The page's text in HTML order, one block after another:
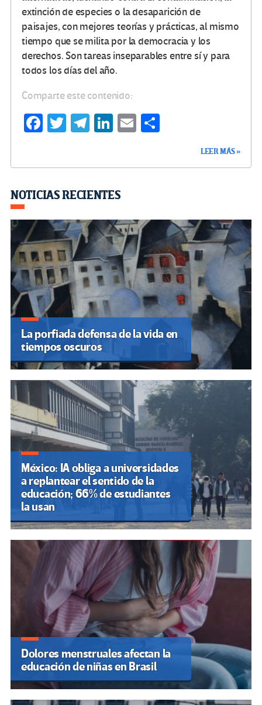
extinción de especies o la desaparición de
paisajes, con mejores teorías y prácticas, al mismo
tiempo que se milita por la democracia y los
derechos. Son tareas inseparables entre sí y para
todos los días del año.
Comparte este contenido:
Fa
o
k
T
Te
m
Li
n
E
tir
LEER MÁS »
NOTICIAS RECIENTES
La porfiada defensa de la vida en
tiempos oscuros
México: IA obliga a universidades
a replantear el sentido de la
educación; 66% de estudiantes
la usan
Dolores menstruales afectan la
educación de niñas en Brasil